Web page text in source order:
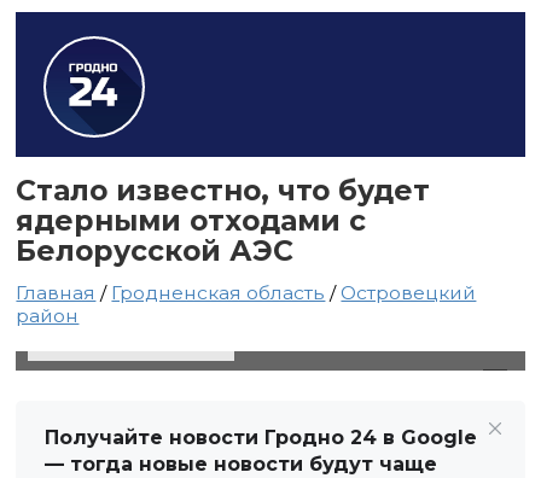
Стало известно, что будет
ядерными отходами с
Белорусской АЭС
Главная / Гродненская область /Островецкий
район
Получайте новости Гродно 24 в Google
— тогда новые новости будут чаще